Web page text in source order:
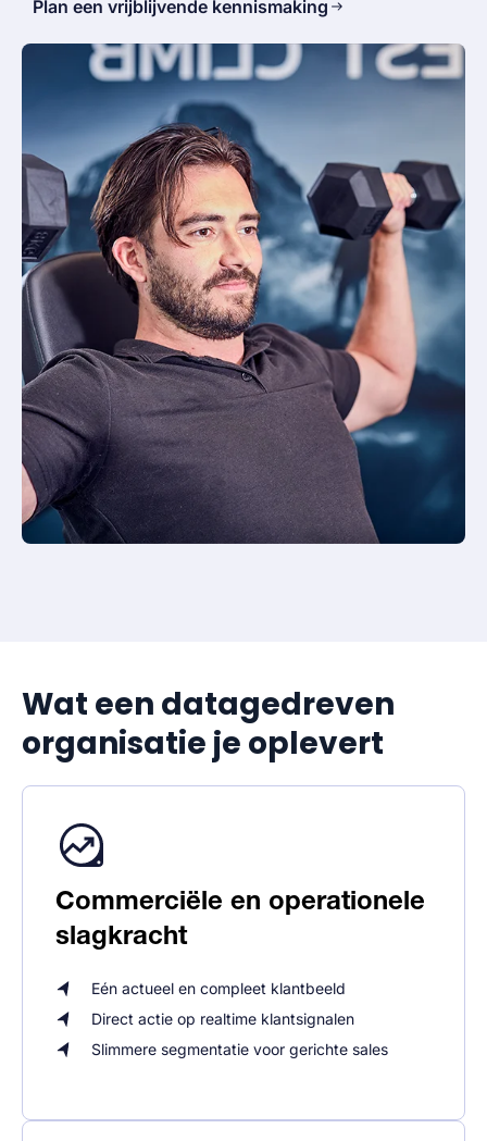
Plan een vrijblijvende kennismaking
Wat een datagedreven
organisatie je oplevert
Commerciële en operationele
slagkracht
Eén actueel en compleet klantbeeld
Direct actie op realtime klantsignalen
Slimmere segmentatie voor gerichte sales